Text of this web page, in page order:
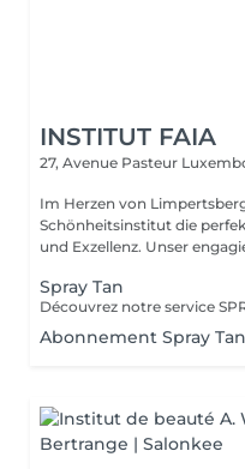
INSTITUT FAIA
27, Avenue Pasteur
Im Herzen von
Schönheitsinstitut die
und Exzellenz.
Spray Tan
Abonnement Spray Tan